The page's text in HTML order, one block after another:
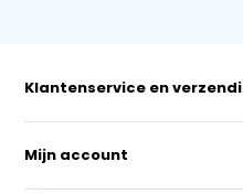
Klantenservice en
Mijn account